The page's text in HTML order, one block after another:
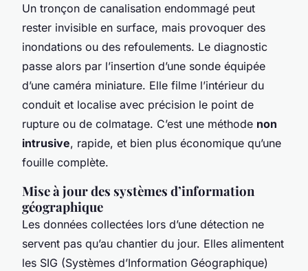
Un tronçon de canalisation endommagé peut
rester invisible en surface, mais provoquer des
inondations ou des refoulements. Le diagnostic
passe alors par l’insertion d’une sonde équipée
d’une caméra miniature. Elle filme l’intérieur du
conduit et localise avec précision le point de
rupture ou de colmatage. C’est une méthode non
intrusive, rapide, et bien plus économique qu’une
fouille complète.
Mise à jour des systèmes d’information
géographique
Les données collectées lors d’une détection ne
servent pas qu’au chantier du jour. Elles alimentent
les SIG (Systèmes d’Information Géographique)